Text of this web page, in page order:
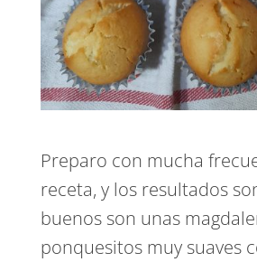
Preparo con mucha
receta, y los resultados
buenos son unas
ponquesitos muy suaves